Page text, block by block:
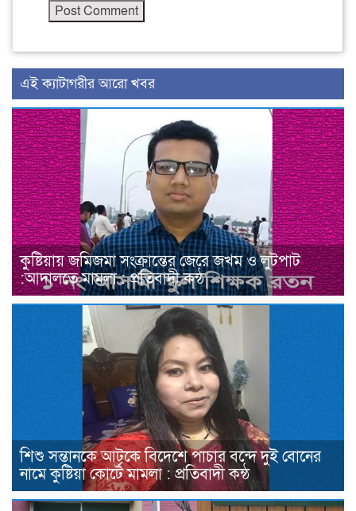
এই ক্যাটাগরীর আরো খবর
কুষ্টিয়ায় জমিজমা সংক্রান্তের জেরে জখম ও লুটপাট
:আদালতে মামলা : প্রতিবাদী কন্ঠ
শিশু সন্তানকে আটকে বিদেশে পাচার বন্দে দুই বোনের
নামে কুষ্টিয়া কোর্টে মামলা : প্রতিবাদী কন্ঠ